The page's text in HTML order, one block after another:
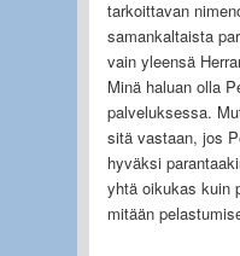
tarkoittavan
samankaltaista
vain yleensä
Minä haluan olla
palveluksessa.
sitä vastaan, jos
hyväksi
yhtä oikukas kuin
mitään